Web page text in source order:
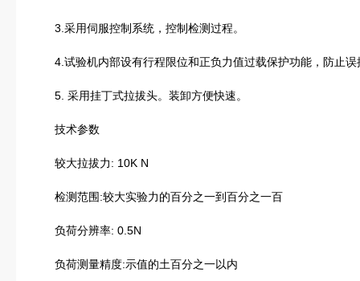
3.采用伺服控制系统，控制检测过程。
4.试验机内部设有行程限位和正负力值过载保护功能，防止误
5. 采用挂丁式拉拔头。装卸方便快速。
技术参数
较大拉拔力: 10K N
检测范围:较大实验力的百分之一到百分之一百
负荷分辨率: 0.5N
负荷测量精度:示值的土百分之一以内